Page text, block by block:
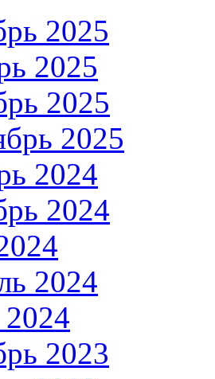
2025
2025
2025
2025
2024
2024
2024
2023